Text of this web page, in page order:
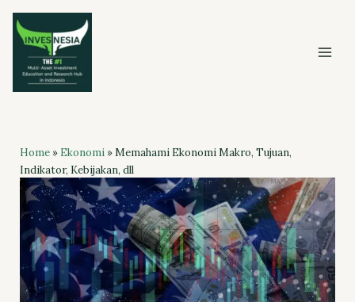
Skip
content
Home» Ekonomi»Memahami Ekonomi Makro, Tujuan,
Indikator, Kebijakan, dll